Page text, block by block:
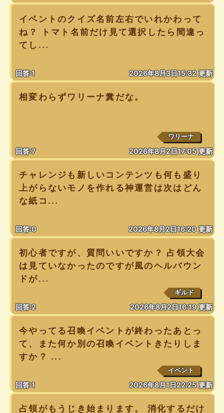
イベントのクイズ名前左右でいれかわって
ね？ トマト名前だけ見て選択したら間違っ
てし...
回答:1 2026年8月3日15:32 更新
相変わらずワリーナ糞だな。
ワリーナ
回答:7 2026年8月2日17:05 更新
チャレンジも新しいコンテンツも何も盛り
上がらないモノを作れる神運営は次はどん
な紙コ...
回答:0 2026年8月2日16:20 更新
初心者ですが、質問いいですか？ 占領大会
は見ていなかったのですが風のヘルバウン
ドが...
ギルド
回答:2 2026年8月2日16:19 更新
今やってる召喚イベントが終わったあとっ
て、また何か別の召喚イベントきたりしま
すか？ ...
イベント
回答:1 2026年8月1日22:25 更新
占領がもうじき始まります。 消化するだけ